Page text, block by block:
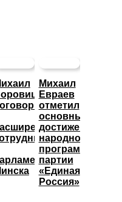
Михаил
Евраев
отметил
основные
достижения
народной
программы
партии
«Единая
Россия»